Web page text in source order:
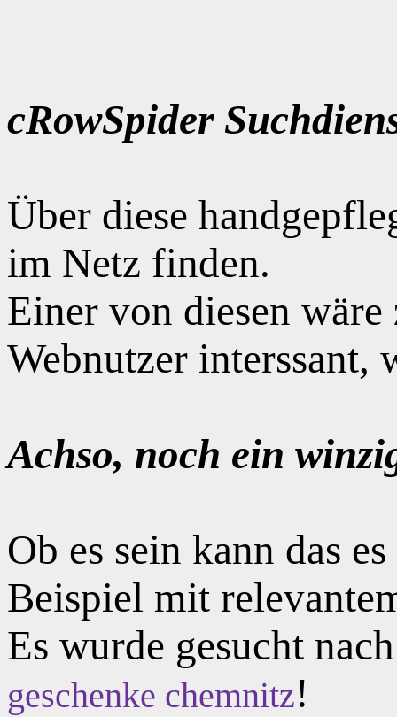
cRowSpider
Über diese
im Netz finden.
Einer von diesen
Webnutzer interssant,
Achso, noch ein
Ob es sein kann das
Beispiel mit
Es wurde gesucht
geschenke chemnitz!